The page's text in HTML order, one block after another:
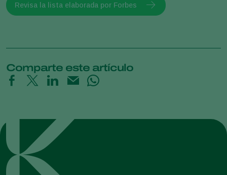
Revisa la lista elaborada por Forbes
Comparte este artículo